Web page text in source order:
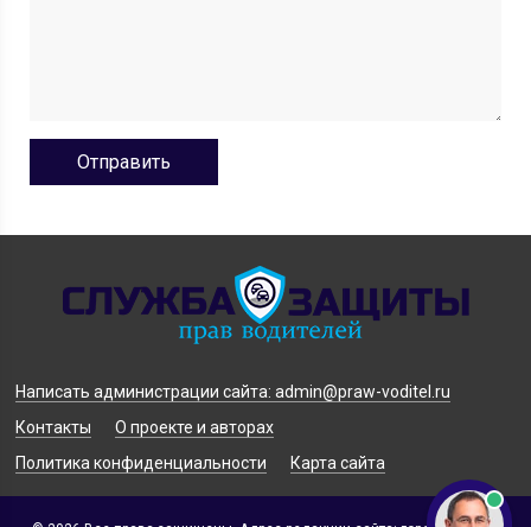
Написать администрации сайта: admin@praw-voditel.ru
Контакты
О проекте и авторах
Политика конфиденциальности
Карта сайта